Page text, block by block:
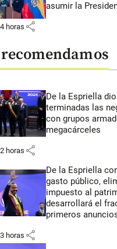
asumir la
horas share
recomendamos
De la Espriella
terminadas las
con grupos
megacárceles
horas share
De la Espriella
gasto público,
impuesto al
desarrollará el
primeros
horas share